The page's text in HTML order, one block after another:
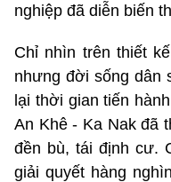
nghiệp đã diễn biến
Chỉ nhìn trên thiết
nhưng đời sống dân
lại thời gian tiến
An Khê - Ka Nak đã
đền bù, tái định cư.
giải quyết hàng